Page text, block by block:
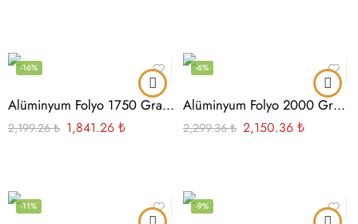
-16%
Alüminyum Folyo 1750 Gram 250 Gram Masura
2,199.26₺ 1,841.26 ₺
-6%
Alüminyum Folyo 2000 Gram 250 Gram Masura
2,299.36₺ 2,150.36 ₺
-11% -9%